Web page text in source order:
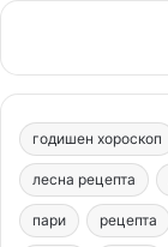
e
b
o
o
годишен хороскоп
лесна рецепта
пари рецепта